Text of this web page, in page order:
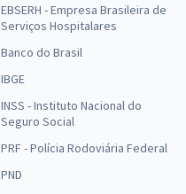
EBSERH - Empresa Brasileira de
Serviços Hospitalares
Banco do Brasil
IBGE
INSS - Instituto Nacional do
Seguro Social
PRF - Polícia Rodoviária Federal
PND